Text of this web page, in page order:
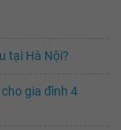
tại Hà Nội?
gia đình 4